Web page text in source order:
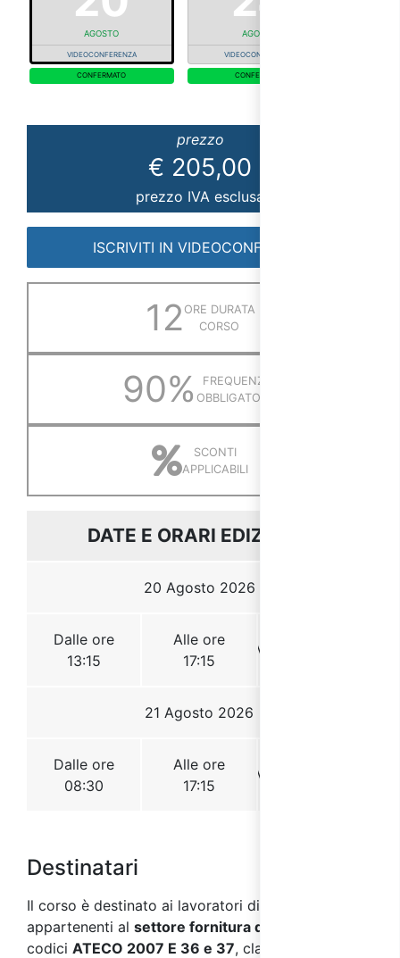
Destinatari
Il corso è destinato ai lavoratori di aziende
appartenenti al settore fornitura di acqua
codici ATECO 2007 E 36 e 37, classificate